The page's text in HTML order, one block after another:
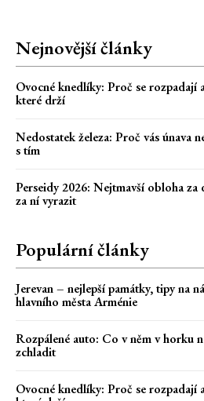
Nejnovější články
Ovocné knedlíky: Proč se rozpadají
které drží
Nedostatek železa: Proč vás únava
s tím
Perseidy 2026: Nejtmavší obloha za
za ní vyrazit
Populární články
Jerevan – nejlepší památky, tipy na
hlavního města Arménie
Rozpálené auto: Co v něm v horku
zchladit
Ovocné knedlíky: Proč se rozpadají